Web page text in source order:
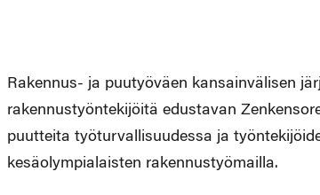
Rakennus- ja puutyöväen kansainvälisen
rakennustyöntekijöitä edustavan
puutteita työturvallisuudessa ja
kesäolympialaisten rakennustyömailla.